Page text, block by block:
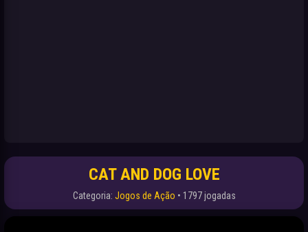
CAT AND DOG LOVE
Categoria: Jogos de Ação • 1797 jogadas